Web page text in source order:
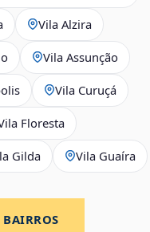
Vila Alzira
Vila Assunção
Vila Curuçá
Floresta
Gilda Vila Guaíra
BAIRROS